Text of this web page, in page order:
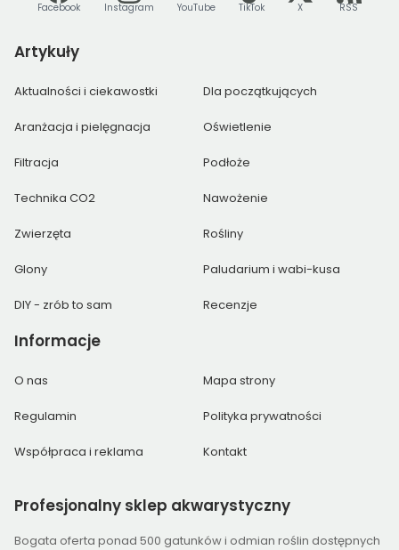
Facebook Instagram YouTube TikTok X RSS
Artykuły
Aktualności i ciekawostki Dla początkujących
Aranżacja i pielęgnacja Oświetlenie
Filtracja Podłoże
Technika CO2 Nawożenie
Zwierzęta Rośliny
Glony Paludarium i wabi-kusa
DIY - zrób to sam Recenzje
Informacje
O nas Mapa strony
Regulamin Polityka prywatności
Współpraca i reklama Kontakt
Profesjonalny sklep akwarystyczny
Bogata oferta ponad 500 gatunków i odmian roślin dostępnych